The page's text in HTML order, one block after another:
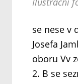
se nese v
Josefa
oboru Vv
2. B se